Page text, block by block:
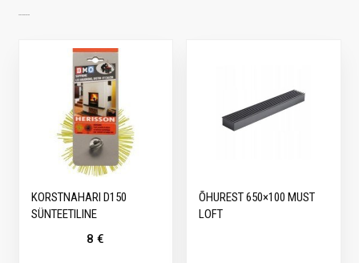
KORSTNAHARI D150
SÜNTEETILINE
8€
ÕHUREST 650×100 MUST
LOFT